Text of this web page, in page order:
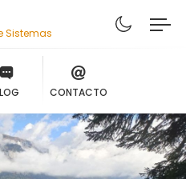
Sistemas
CONTACTO